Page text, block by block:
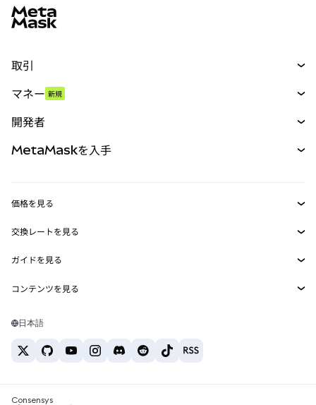
取引
パーペチュアル
RWA
マネー 新規
開発者
MetaMask Connect
Snaps
Web3サービス
MetaMaskを入手
セキュリティ
サポート
キャリア
お問い合わせ
価格を見る
イーサリアムの価格
Solanaの価格
Tetherの価格
交換レートを見る
ETH→USD
USDT→INR
BTC→INR
ETH→USDT
ガイドを見る
ETHの購入
USDTの購入
SHIBの購入
コンテンツを見る
Solanaウォレット
日本語
Consensys